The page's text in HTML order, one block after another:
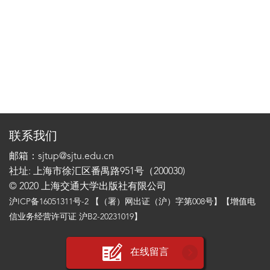
联系我们
邮箱：sjtup@sjtu.edu.cn
社址: 上海市徐汇区番禺路951号（200030)
© 2020 上海交通大学出版社有限公司
沪ICP备16051311号-2 【（署）网出证（沪）字第008号】【增值电
信业务经营许可证 沪B2-20231019】
在线留言